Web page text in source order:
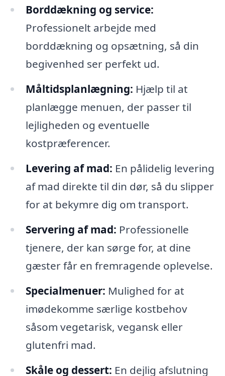
Borddækning og service:
Professionelt arbejde med
borddækning og opsætning, så din
begivenhed ser perfekt ud.
Måltidsplanlægning: Hjælp til at
planlægge menuen, der passer til
lejligheden og eventuelle
kostpræferencer.
Levering af mad: En pålidelig levering
af mad direkte til din dør, så du slipper
for at bekymre dig om transport.
Servering af mad: Professionelle
tjenere, der kan sørge for, at dine
gæster får en fremragende oplevelse.
Specialmenuer: Mulighed for at
imødekomme særlige kostbehov
såsom vegetarisk, vegansk eller
glutenfri mad.
Skåle og dessert: En dejlig afslutning